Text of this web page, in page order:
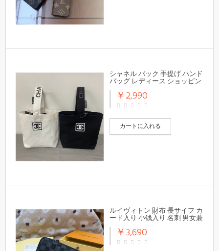
シャネル バック 手提げ ハンド
バッグ レディース ショッピン
グバッグ キャンバス
￥2,990
カートに入れる
ルイヴィトン 財布 長サイフ カ
ード入り 小钱入り 名刺 男女兼
用 ￥3,690